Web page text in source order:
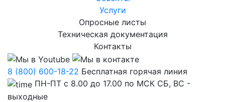
Услуги
Опросные листы
Техническая документация
Контакты
8 (800) 600-18-22 Бесплатная горячая линия
ПН-ПТ с 8.00 до 17.00 по МСК СБ, ВС -
выходные